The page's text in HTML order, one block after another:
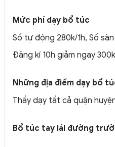
Mức phí dạy bổ túc
Số tự động 280k/1h, Số
Đăng kí 10h giảm ngay 300k
Những địa điểm dạy bổ
Thầy dạy tất cả quận
Bổ túc tay lái đường